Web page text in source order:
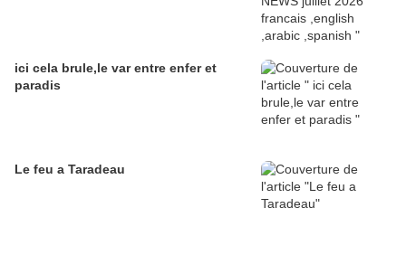
ici cela brule,le var entre enfer et
paradis
Le feu a Taradeau